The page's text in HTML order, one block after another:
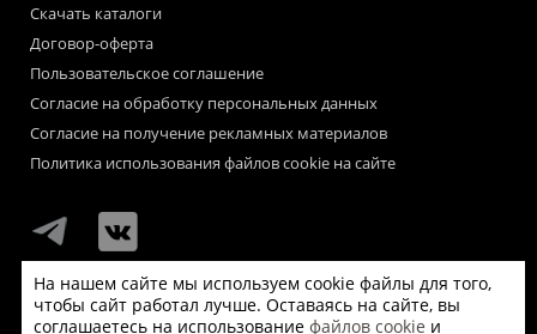
Скачать каталоги
Договор-оферта
Пользовательское соглашение
Согласие на обработку персональных данных
Согласие на получение рекламных материалов
Политика использования файлов cookie на сайте
Мы используем файлы «cookie» для функционирования сайта.
На нашем сайте мы используем cookie файлы для того,
чтобы сайт работал лучше. Оставаясь на сайте, вы
соглашаетесь на использование файлов cookie и